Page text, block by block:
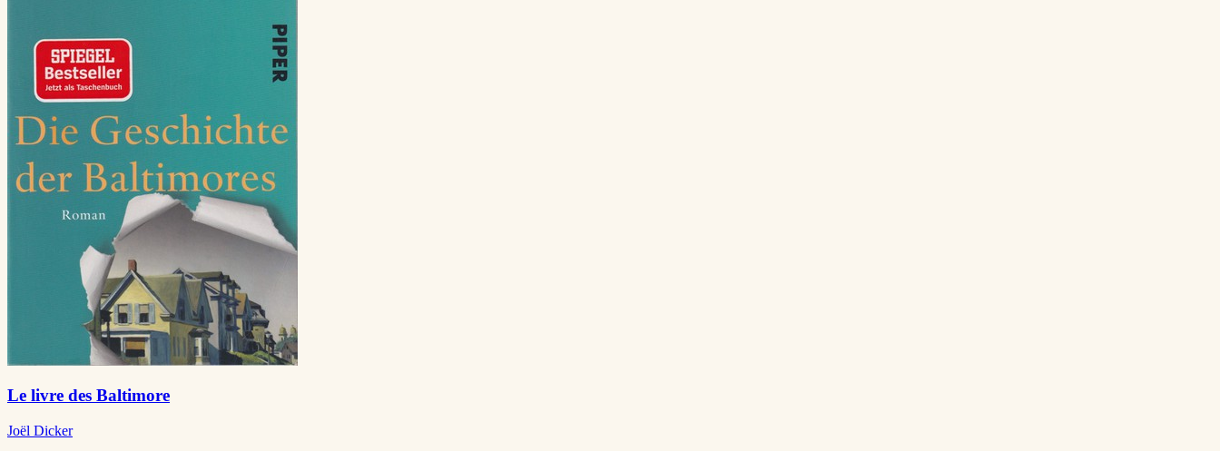
Le livre des Baltimore
Joël Dicker